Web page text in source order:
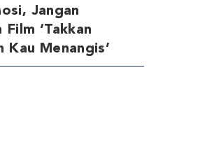
Jangan
‘Takkan
Kau Menangis’